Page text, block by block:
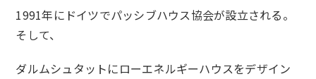
1991年にドイツでパッシブハウス協会が設立される。
そして、
ダルムシュタットにローエネルギーハウスをデザイン